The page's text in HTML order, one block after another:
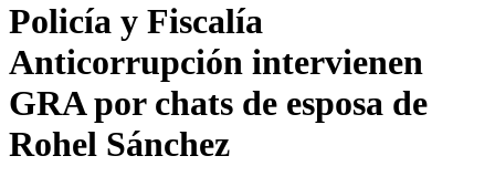
Policía y Fiscalía
Anticorrupción intervienen
GRA por chats de esposa de
Rohel Sánchez